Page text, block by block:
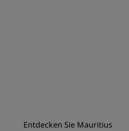
Entdecken Sie Mauritius